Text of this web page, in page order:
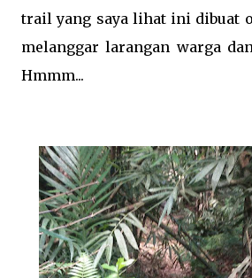
trail yang saya lihat ini dibuat
melanggar larangan warga
Hmmm...